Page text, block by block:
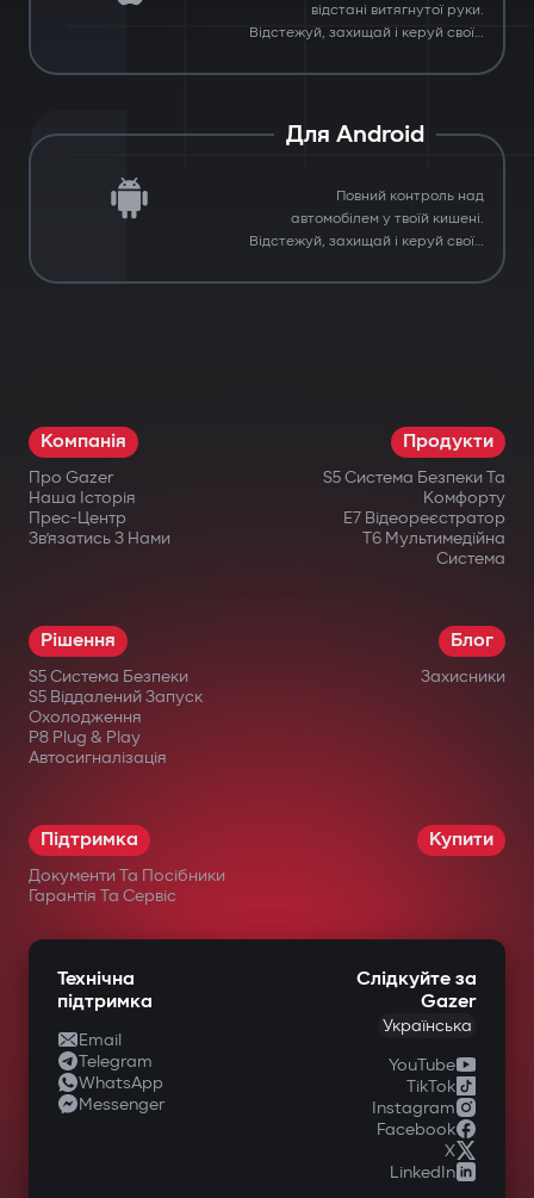
відстані витягнутої руки.
Відстежуй, захищай і керуй своїм
Для Android
Повний контроль над
автомобілем у твоїй кишені.
Відстежуй, захищай і керуй своїм
Ви успішно
підписалися на наші оновлення
Компанія
Про Gazer
Наша Історія
Прес-Центр
Зв’язатись З Нами
Продукти
S5 Система Безпеки Та
Комфорту
E7 Відеореєстратор
T6 Мультимедійна
Система
Рішення
S5 Система Безпеки
S5 Віддалений Запуск
Охолодження
P8 Plug & Play
Автосигналізація
Блог
Захисники
Підтримка
Документи Та Посібники
Гарантія Та Сервіс
Купити
Технічна
підтримка
Email
Telegram
WhatsApp
Messenger
Слідкуйте за
Gazer
Українська
YouTube
TikTok
Instagram
Facebook
X
LinkedIn